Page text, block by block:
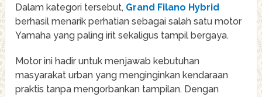
Dalam kategori tersebut, Grand Filano Hybrid
berhasil menarik perhatian sebagai salah satu motor
Yamaha yang paling irit sekaligus tampil bergaya.
Motor ini hadir untuk menjawab kebutuhan
masyarakat urban yang menginginkan kendaraan
praktis tanpa mengorbankan tampilan. Dengan